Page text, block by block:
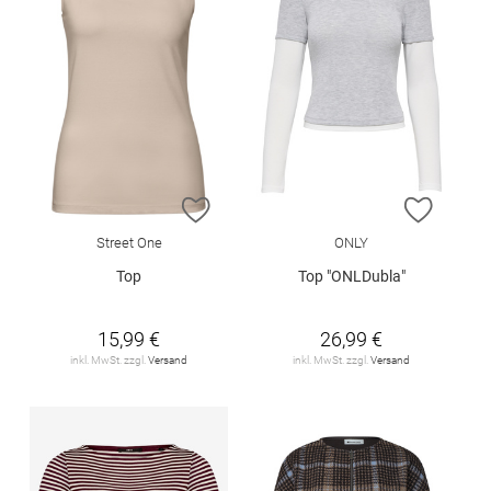
ZUR WUNSCHLISTE HINZUFÜGEN
Street One
Top
15,99 €
inkl. MwSt. zzgl. Versand
ZUR
ONLY
Top "ONLDubla"
26,99 €
inkl. MwSt. zzgl. Versand